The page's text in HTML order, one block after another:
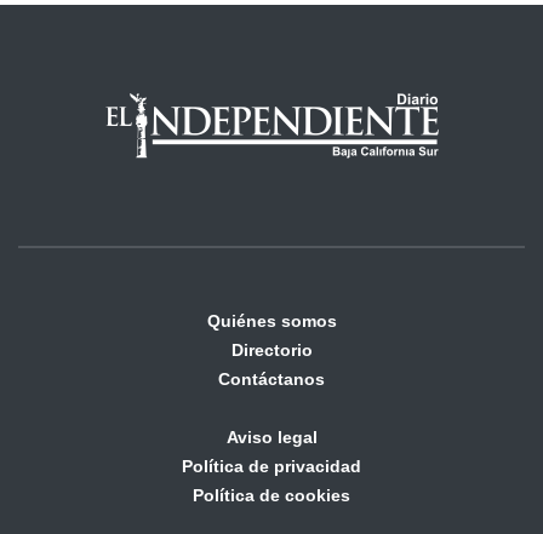
Quiénes somos
Directorio
Contáctanos
Aviso legal
Política de privacidad
Política de cookies